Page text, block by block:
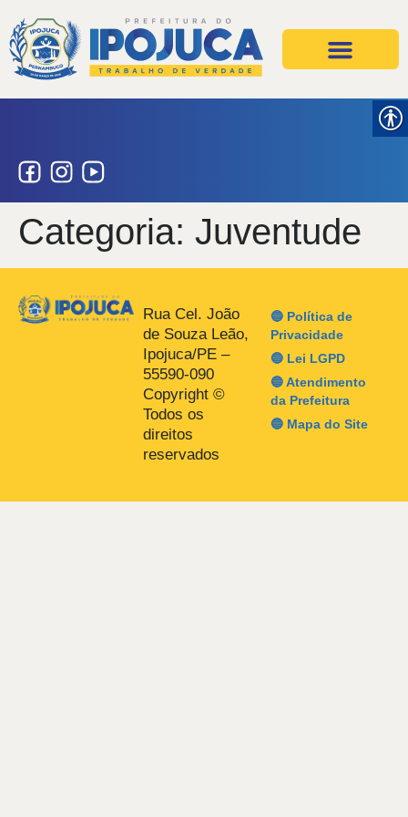
Categoria: Juventude
Rua Cel. João
de Souza Leão,
Ipojuca/PE –
55590-090
Copyright ©
Todos os
direitos
reservados
🔵 Política de
Privacidade
🔵 Lei LGPD
🔵 Atendimento
da Prefeitura
🔵 Mapa do Site